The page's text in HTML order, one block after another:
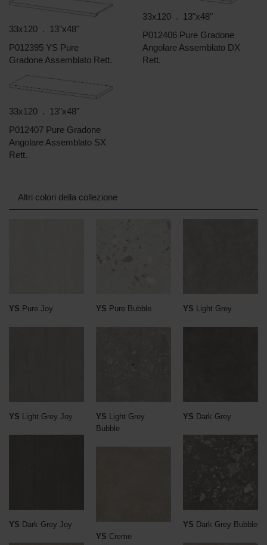
33x120 . 13"x48"
P012395 YS Pure
Gradone Assemblato Rett.
33x120 . 13"x48"
P012406 Pure Gradone
Angolare Assemblato DX
Rett.
33x120 . 13"x48"
P012407 Pure Gradone
Angolare Assemblato SX
Rett.
Altri colori della collezione
YS Pure Joy YS Pure Bubble YS Light Grey
YS Light Grey Joy YS Light Grey
Bubble
YS Dark Grey
YS Dark Grey Joy YS Dark Grey Bubble
YS Creme